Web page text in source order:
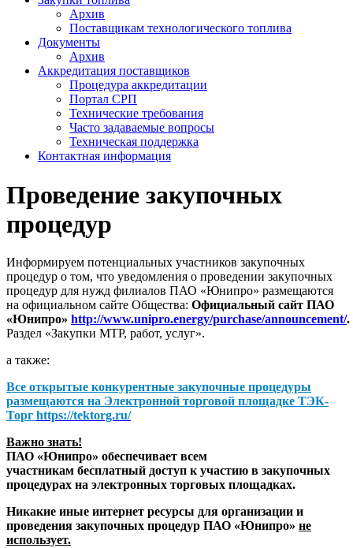
Архив
Поставщикам технологического топлива
Документы
Архив
Аккредитация поставщиков
Процедура аккредитации
Портал СРП
Технические требования
Часто задаваемые вопросы
Техническая поддержка
Контактная информация
Проведение закупочных
процедур
Информируем потенциальных участников закупочных
процедур о том, что уведомления о проведении закупочных
процедур для нужд филиалов ПАО «Юнипро» размещаются
на официальном сайте Общества: Официальный сайт ПАО
«Юнипро» http://www.unipro.energy/purchase/announcement/.
Раздел «Закупки МТР, работ, услуг».
а также:
Все открытые конкурентные закупочные процедуры
размещаются на Электронной торговой площадке ТЭК-
Торг https://tektorg.ru/
Важно знать!
ПАО «Юнипро» обеспечивает всем
участникам бесплатный доступ к участию в закупочных
процедурах на электронных торговых площадках.
Никакие иные интернет ресурсы для организации и
проведения закупочных процедур ПАО «Юнипро» не
использует.